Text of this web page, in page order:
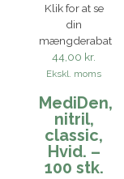
Klik for at se
din
mængderabat
44,00 kr.
Ekskl. moms
MediDen,
nitril,
classic,
Hvid. –
100 stk.